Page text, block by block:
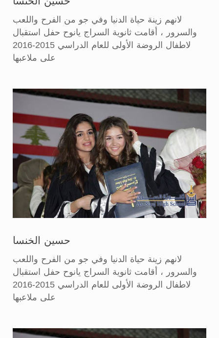
لانهم زينة حياة الدنيا وفي جو من الفرح واللعب
والسرور ، أقامت ثانوية السراج يانوح حفل استقبال
لاطفال الروضة الأولى للعام الدراسي 2015-2016
على ملاعبها
حسين الخنسا
لانهم زينة حياة الدنيا وفي جو من الفرح واللعب
والسرور ، أقامت ثانوية السراج يانوح حفل استقبال
لاطفال الروضة الأولى للعام الدراسي 2015-2016
على ملاعبها